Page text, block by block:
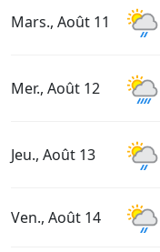
Mars., Août 11
Mer., Août 12
Jeu., Août 13
Ven., Août 14